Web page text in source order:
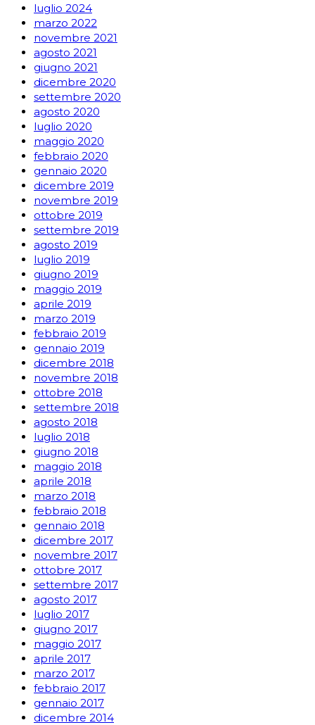
luglio 2024
marzo 2022
novembre 2021
agosto 2021
giugno 2021
dicembre 2020
settembre 2020
agosto 2020
luglio 2020
maggio 2020
febbraio 2020
gennaio 2020
dicembre 2019
novembre 2019
ottobre 2019
settembre 2019
agosto 2019
luglio 2019
giugno 2019
maggio 2019
aprile 2019
marzo 2019
febbraio 2019
gennaio 2019
dicembre 2018
novembre 2018
ottobre 2018
settembre 2018
agosto 2018
luglio 2018
giugno 2018
maggio 2018
aprile 2018
marzo 2018
febbraio 2018
gennaio 2018
dicembre 2017
novembre 2017
ottobre 2017
settembre 2017
agosto 2017
luglio 2017
giugno 2017
maggio 2017
aprile 2017
marzo 2017
febbraio 2017
gennaio 2017
dicembre 2014